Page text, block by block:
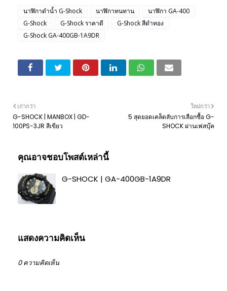
นาฬิกาดำน้ำ G-Shock นาฬิกาทนทาน
นาฬิกา GA-400
G-Shock
G-Shock ราคาดี
G-Shock สีดำทอง
G-Shock GA-400GB-1A9DR
ใหม่กว่า
5 สุดยอดเคล็ดลับการเลือกซื้อ G-
SHOCK ผ่านเฟสบุ๊ค
เก่ากว่า
G-SHOCK | MANBOX | GD-
100PS-3JR สีเขียว
คุณอาจชอบโพสต์เหล่านี้
G-SHOCK | GA-400GB-1A9DR
แสดงความคิดเห็น
0 ความคิดเห็น